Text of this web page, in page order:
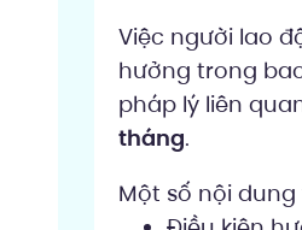
Việc người lao
hưởng trong
pháp lý liên
tháng.
Một số nội